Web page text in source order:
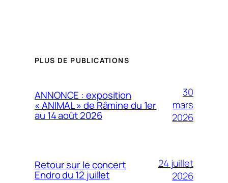
PLUS DE PUBLICATIONS
ANNONCE : exposition
« ANIMAL » de Râmine du 1er
au 14 août 2026
30
mars
2026
Retour sur le concert
Endro du 12 juillet
24 juillet
2026